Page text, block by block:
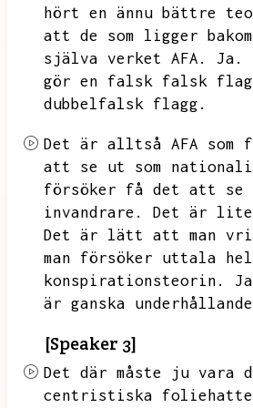
hört en ännu bättre
att de som ligger
själva verket AFA.
Ja.
gör en falsk falsk
dubbelfalsk flagg.
Det är alltså AFA som
att se ut som
försöker få det att se
invandrare.
Det är lite
Det är lätt att man
man försöker uttala
konspirationsteorin.
är ganska
[Speaker 3]
Det där måste ju vara
centristiska